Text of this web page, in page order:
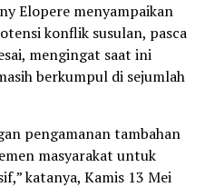
Elopere menyampaikan
konflik susulan, pasca
mengingat saat ini
berkumpul di sejumlah
pengamanan tambahan
masyarakat untuk
katanya, Kamis 13 Mei